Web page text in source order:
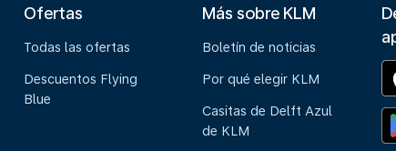
Ofertas
Todas las ofertas
Descuentos Flying
Blue
Más sobre KLM
Boletín de noticias
Por qué elegir KLM
Casitas de Delft Azul
de KLM